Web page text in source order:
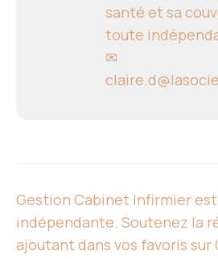
santé et sa
toute
✉
Gestion Cabinet Infirmier
indépendante. Soutenez la
ajoutant dans vos favoris sur